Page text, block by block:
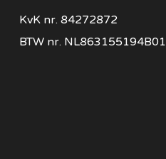
KvK nr. 84272872
BTW nr. NL863155194B01